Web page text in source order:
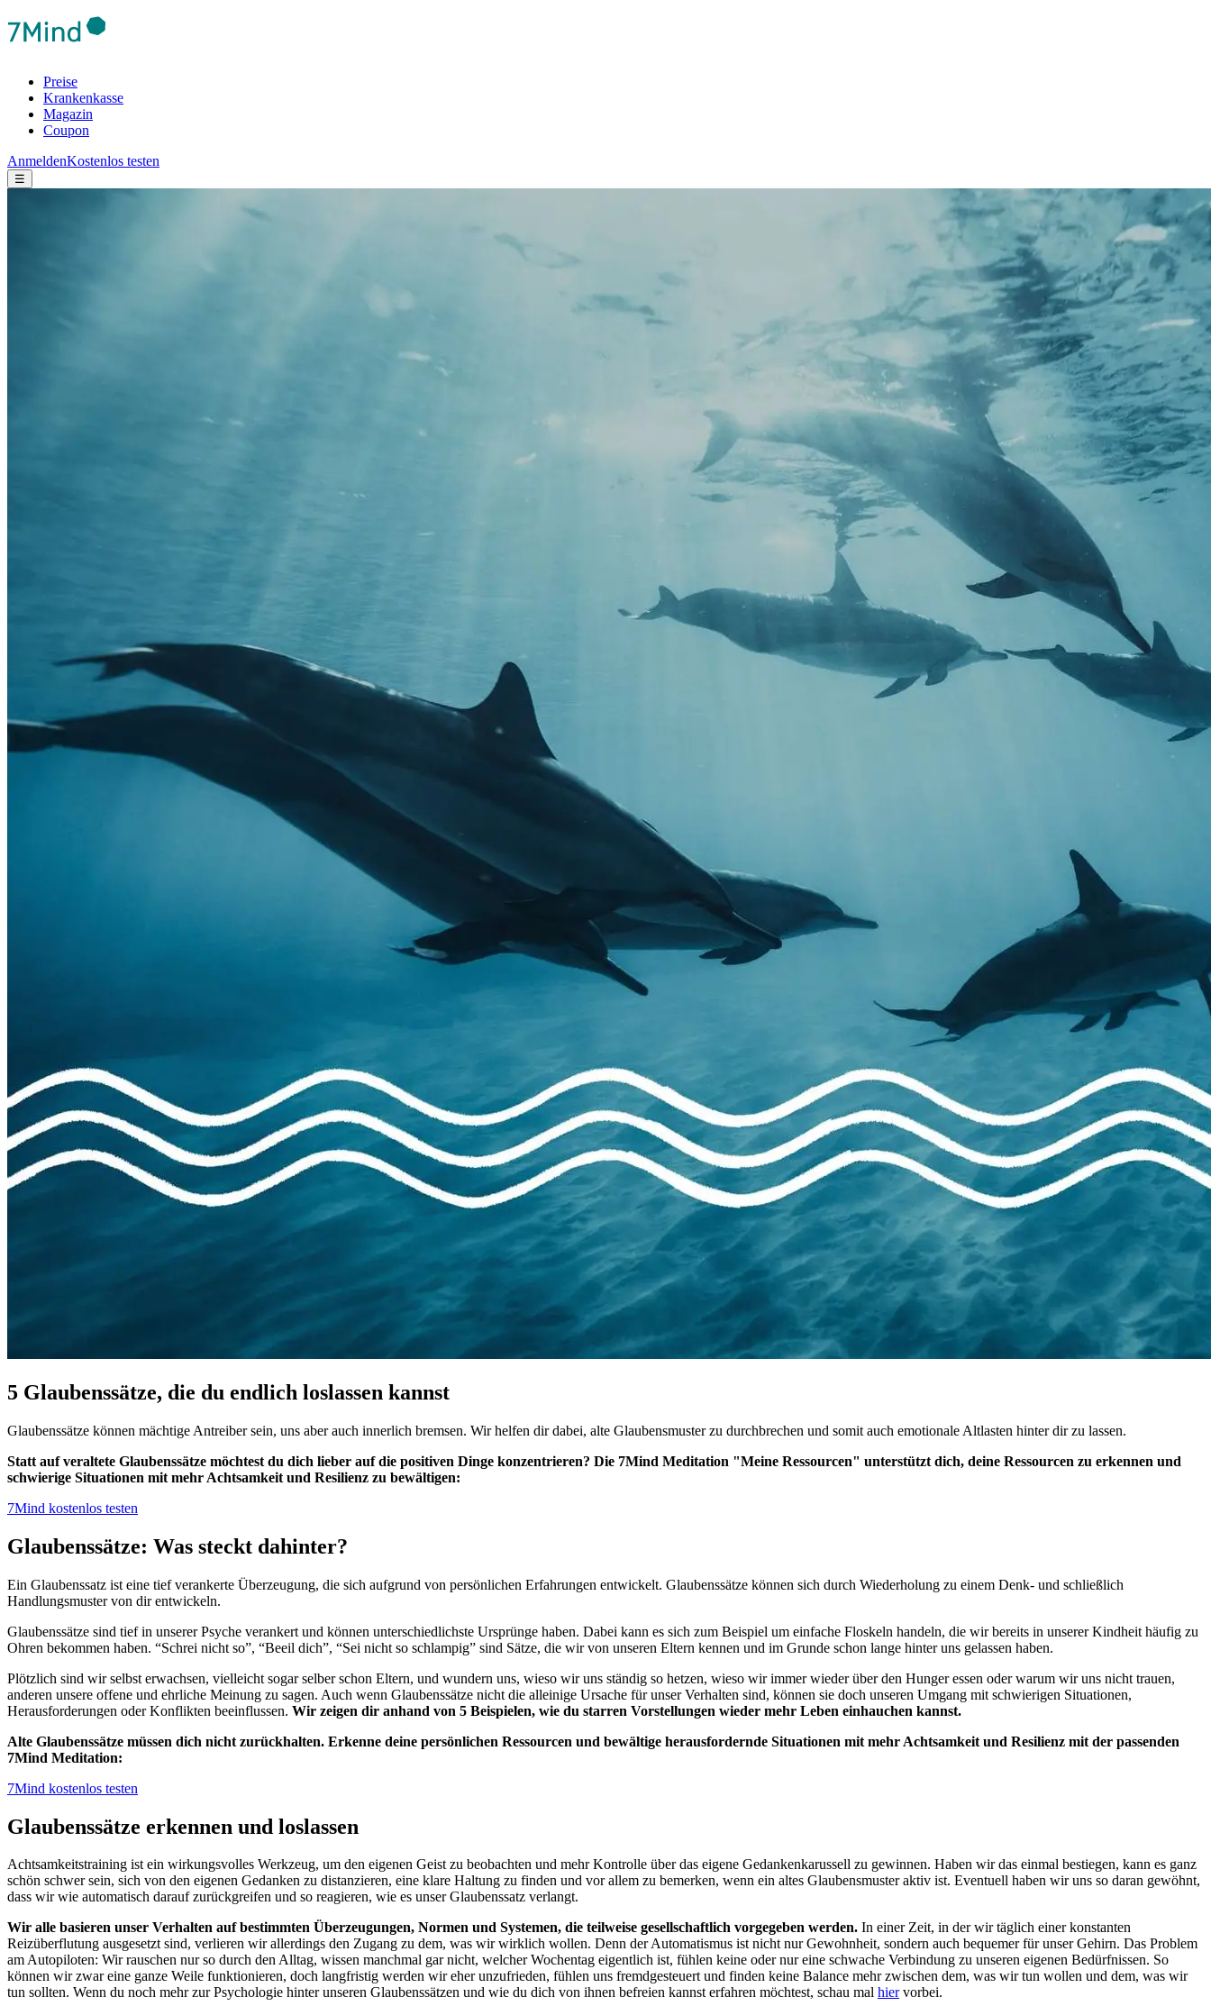
Preise
Krankenkasse
Magazin
Coupon
AnmeldenKostenlos testen
☰
5 Glaubenssätze, die du endlich loslassen kannst
Glaubenssätze können mächtige Antreiber sein, uns aber auch innerlich bremsen. Wir helfen dir dabei, alte Glaubensmuster zu durchbrechen und somit auch emotionale Altlasten hinter dir zu lassen.
Statt auf veraltete Glaubenssätze möchtest du dich lieber auf die positiven Dinge konzentrieren? Die 7Mind Meditation "Meine Ressourcen" unterstützt dich, deine Ressourcen zu erkennen und
schwierige Situationen mit mehr Achtsamkeit und Resilienz zu bewältigen:
7Mind kostenlos testen
Glaubenssätze: Was steckt dahinter?
Ein Glaubenssatz ist eine tief verankerte Überzeugung, die sich aufgrund von persönlichen Erfahrungen entwickelt. Glaubenssätze können sich durch Wiederholung zu einem Denk- und schließlich
Handlungsmuster von dir entwickeln.
Glaubenssätze sind tief in unserer Psyche verankert und können unterschiedlichste Ursprünge haben. Dabei kann es sich zum Beispiel um einfache Floskeln handeln, die wir bereits in unserer Kindheit häufig zu
Ohren bekommen haben. “Schrei nicht so”, “Beeil dich”, “Sei nicht so schlampig” sind Sätze, die wir von unseren Eltern kennen und im Grunde schon lange hinter uns gelassen haben.
Plötzlich sind wir selbst erwachsen, vielleicht sogar selber schon Eltern, und wundern uns, wieso wir uns ständig so hetzen, wieso wir immer wieder über den Hunger essen oder warum wir uns nicht trauen,
anderen unsere offene und ehrliche Meinung zu sagen. Auch wenn Glaubenssätze nicht die alleinige Ursache für unser Verhalten sind, können sie doch unseren Umgang mit schwierigen Situationen,
Herausforderungen oder Konflikten beeinflussen. Wir zeigen dir anhand von 5 Beispielen, wie du starren Vorstellungen wieder mehr Leben einhauchen kannst.
Alte Glaubenssätze müssen dich nicht zurückhalten. Erkenne deine persönlichen Ressourcen und bewältige herausfordernde Situationen mit mehr Achtsamkeit und Resilienz mit der passenden
7Mind Meditation:
7Mind kostenlos testen
Glaubenssätze erkennen und loslassen
Achtsamkeitstraining ist ein wirkungsvolles Werkzeug, um den eigenen Geist zu beobachten und mehr Kontrolle über das eigene Gedankenkarussell zu gewinnen. Haben wir das einmal bestiegen, kann es ganz
schön schwer sein, sich von den eigenen Gedanken zu distanzieren, eine klare Haltung zu finden und vor allem zu bemerken, wenn ein altes Glaubensmuster aktiv ist. Eventuell haben wir uns so daran gewöhnt,
dass wir wie automatisch darauf zurückgreifen und so reagieren, wie es unser Glaubenssatz verlangt.
Wir alle basieren unser Verhalten auf bestimmten Überzeugungen, Normen und Systemen, die teilweise gesellschaftlich vorgegeben werden. In einer Zeit, in der wir täglich einer konstanten
Reizüberflutung ausgesetzt sind, verlieren wir allerdings den Zugang zu dem, was wir wirklich wollen. Denn der Automatismus ist nicht nur Gewohnheit, sondern auch bequemer für unser Gehirn. Das Problem
am Autopiloten: Wir rauschen nur so durch den Alltag, wissen manchmal gar nicht, welcher Wochentag eigentlich ist, fühlen keine oder nur eine schwache Verbindung zu unseren eigenen Bedürfnissen. So
können wir zwar eine ganze Weile funktionieren, doch langfristig werden wir eher unzufrieden, fühlen uns fremdgesteuert und finden keine Balance mehr zwischen dem, was wir tun wollen und dem, was wir
tun sollten. Wenn du noch mehr zur Psychologie hinter unseren Glaubenssätzen und wie du dich von ihnen befreien kannst erfahren möchtest, schau mal hiervorbei.